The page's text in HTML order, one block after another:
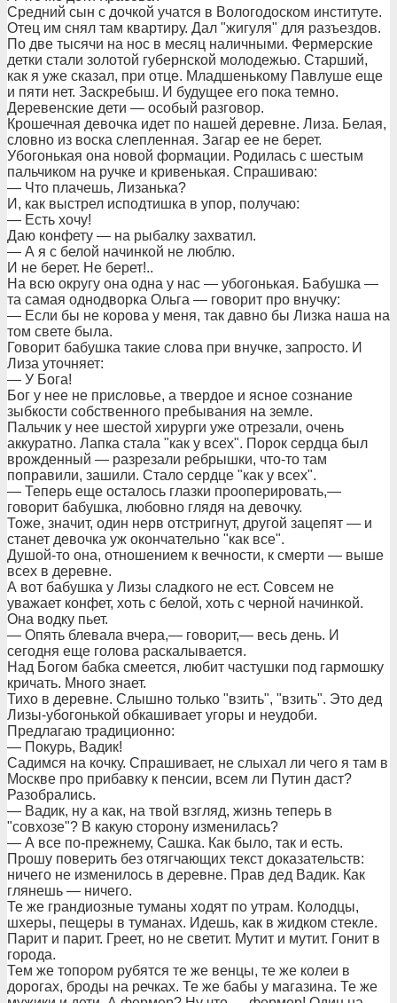
Средний сын с дочкой учатся в Вологодоском институте.
Отец им снял там квартиру. Дал "жигуля" для разъездов.
По две тысячи на нос в месяц наличными. Фермерские
детки стали золотой губернской молодежью. Старший,
как я уже сказал, при отце. Младшенькому Павлуше еще
и пяти нет. Заскребыш. И будущее его пока темно.
Деревенские дети — особый разговор.
Крошечная девочка идет по нашей деревне. Лиза. Белая,
словно из воска слепленная. Загар ее не берет.
Убогонькая она новой формации. Родилась с шестым
пальчиком на ручке и кривенькая. Спрашиваю:
— Что плачешь, Лизанька?
И, как выстрел исподтишка в упор, получаю:
— Есть хочу!
Даю конфету — на рыбалку захватил.
— А я с белой начинкой не люблю.
И не берет. Не берет!..
На всю округу она одна у нас — убогонькая. Бабушка —
та самая однодворка Ольга — говорит про внучку:
— Если бы не корова у меня, так давно бы Лизка наша на
том свете была.
Говорит бабушка такие слова при внучке, запросто. И
Лиза уточняет:
— У Бога!
Бог у нее не присловье, а твердое и ясное сознание
зыбкости собственного пребывания на земле.
Пальчик у нее шестой хирурги уже отрезали, очень
аккуратно. Лапка стала "как у всех". Порок сердца был
врожденный — разрезали ребрышки, что-то там
поправили, зашили. Стало сердце "как у всех".
— Теперь еще осталось глазки прооперировать,—
говорит бабушка, любовно глядя на девочку.
Тоже, значит, один нерв отстригнут, другой зацепят — и
станет девочка уж окончательно "как все".
Душой-то она, отношением к вечности, к смерти — выше
всех в деревне.
А вот бабушка у Лизы сладкого не ест. Совсем не
уважает конфет, хоть с белой, хоть с черной начинкой.
Она водку пьет.
— Опять блевала вчера,— говорит,— весь день. И
сегодня еще голова раскалывается.
Над Богом бабка смеется, любит частушки под гармошку
кричать. Много знает.
Тихо в деревне. Слышно только "взить", "взить". Это дед
Лизы-убогонькой обкашивает угоры и неудоби.
Предлагаю традиционно:
— Покурь, Вадик!
Садимся на кочку. Спрашивает, не слыхал ли чего я там в
Москве про прибавку к пенсии, всем ли Путин даст?
Разобрались.
— Вадик, ну а как, на твой взгляд, жизнь теперь в
"совхозе"? В какую сторону изменилась?
— А все по-прежнему, Сашка. Как было, так и есть.
Прошу поверить без отягчающих текст доказательств:
ничего не изменилось в деревне. Прав дед Вадик. Как
глянешь — ничего.
Те же грандиозные туманы ходят по утрам. Колодцы,
шхеры, пещеры в туманах. Идешь, как в жидком стекле.
Парит и парит. Греет, но не светит. Мутит и мутит. Гонит в
города.
Тем же топором рубятся те же венцы, те же колеи в
дорогах, броды на речках. Те же бабы у магазина. Те же